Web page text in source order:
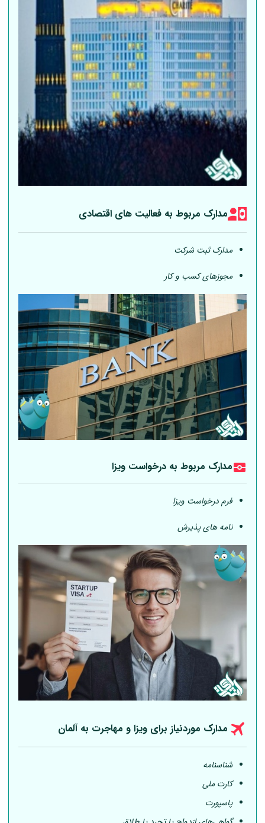
مدارک مربوط به فعالیت های اقتصادی
مدارک ثبت شرکت
مجوزهای کسب و کار
مدارک مربوط به درخواست ویزا
فرم درخواست ویزا
نامه های پذیرش
مدارک موردنیاز برای ویزا و مهاجرت بهآلمان
شناسنامه
کارت ملی
پاسپورت